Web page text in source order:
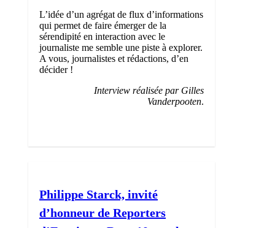
L’idée d’un agrégat de flux d’informations
qui permet de faire émerger de la
sérendipité en interaction avec le
journaliste me semble une piste à explorer.
A vous, journalistes et rédactions, d’en
décider !
Interview réalisée par Gilles
Vanderpooten.
Philippe Starck, invité
d’honneur de Reporters